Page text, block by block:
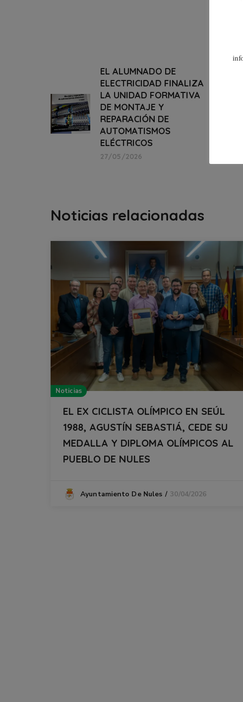
EL ALUMNADO DE
ELECTRICIDAD FINALIZA
LA UNIDAD FORMATIVA
DE MONTAJE Y
REPARACIÓN DE
AUTOMATISMOS
ELÉCTRICOS
27/05/2026
Noticias relacionadas
Noticias
EL EX CICLISTA OLÍMPICO EN SEÚL
1988, AGUSTÍN SEBASTIÁ, CEDE SU
MEDALLA Y DIPLOMA OLÍMPICOS AL
PUEBLO DE NULES
Ayuntamiento De Nules 30/04/2026